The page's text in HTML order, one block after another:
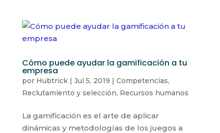
Cómo puede ayudar la gamificación a tu
empresa
por Hubtrick| Jul 5, 2019 | Competencias,
Reclutamiento y selección, Recursos humanos
La gamificación es el arte de aplicar
dinámicas y metodologías de los juegos a